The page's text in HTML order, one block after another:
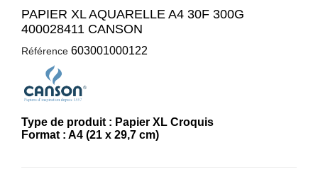
PAPIER XL AQUARELLE A4 30F 300G
400028411 CANSON
Référence 603001000122
Type de produit : Papier XL Croquis
Format : A4 (21 x 29,7 cm)